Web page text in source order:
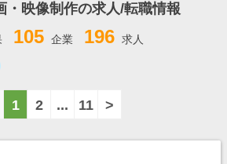
・映像制作の求人/転職情報
105 企業 196 求人
1 2 ... 11 >